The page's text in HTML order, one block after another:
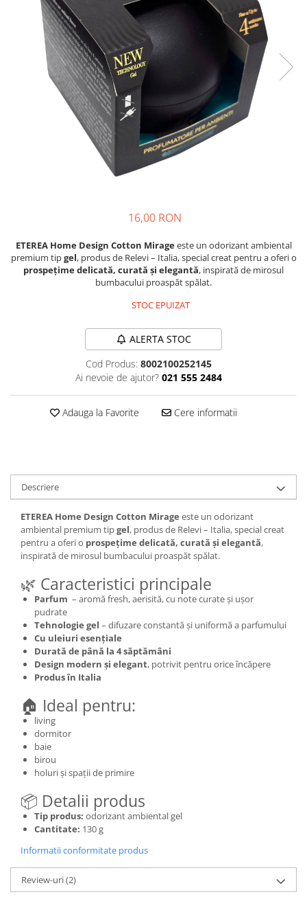
Insecticide
Dezinfectante
Absorbanti de Umiditate & Rezerve
Bioactivatori & Tratamente Fose
Manusi Protectie
Solutii curatare mobila
Ceaiuri
Cosmetice
Vopsea Par
Ingrijire Par
Ingrijire corp
Ingrijire maini
Ingrijire picioare
Igiena Orala
Make-up
Produse incontinenta
Servetele Umede
16,00 RON
ETEREA Home Design Cotton Mirageeste un odorizant ambiental
premium tipgel, produs de Relevi – Italia, special creat pentru a oferi o
prospețime delicată, curată și elegantă, inspirată de mirosul
bumbacului proaspăt spălat.
STOC EPUIZAT
ALERTA STOC
Cod Produs: 8002100252145
Ai nevoie de ajutor? 021 555 2484
Adauga la Favorite Cere informatii
Descriere
ETEREA Home Design Cotton Mirage este un odorizant
ambiental premium tipgel, produs de Relevi – Italia, special creat
pentru a oferi o prospețime delicată, curată și elegantă,
inspirată de mirosul bumbacului proaspăt spălat.
🌿 Caracteristici principale
Parfum – aromă fresh, aerisită, cu note curate și ușor
pudrate
Tehnologie gel – difuzare constantă și uniformă a parfumului
Cu uleiuri esențiale
Durată de până la 4 săptămâni
Design modern și elegant, potrivit pentru orice încăpere
Produs în Italia
🏠 Ideal pentru:
living
dormitor
baie
birou
holuri și spații de primire
📦 Detalii produs
Tip produs: odorizant ambiental gel
Cantitate: 130 g
Informatii conformitate produs
Review-uri(2)